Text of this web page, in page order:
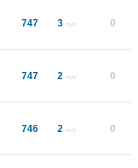
747 3 m/s 0
747 2 m/s 0
746 2 m/s 0